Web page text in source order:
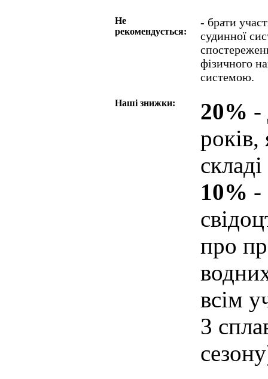
Не
рекомендується:
- брати
судинної
фізичного
системою.
Наші знижки: 20% -
10% -
про
всім
3